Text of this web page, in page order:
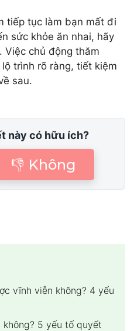
tiếp tục làm bạn mất đi
sức khỏe ăn nhai, hãy
Việc chủ động thăm
trình rõ ràng, tiết kiệm
sau.
này có hữu ích?
👎 Không
vĩnh viễn không? 4 yếu
5 yếu tố quyết